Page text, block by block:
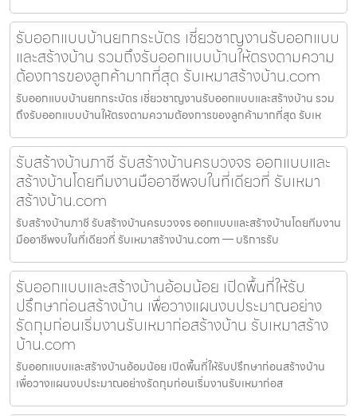
รับออกแบบบ้านยกกระบัตร เชี่ยวชาญงานรับออกแบบ
และสร้างบ้าน รวมถึงรับออกแบบบ้านให้ตรงตามความ
ต้องการของลูกค้ามากที่สุด รับเหมาสร้างบ้าน.com
รับออกแบบบ้านยกกระบัตร เชี่ยวชาญงานรับออกแบบและสร้างบ้าน รวม
ถึงรับออกแบบบ้านให้ตรงตามความต้องการของลูกค้ามากที่สุด รับเห
รับสร้างบ้านภาชี รับสร้างบ้านครบวงจร ออกแบบและ
สร้างบ้านโดยทีมงานมืออาชีพจบในที่เดียวที่ รับเหมา
สร้างบ้าน.com
รับสร้างบ้านภาชี รับสร้างบ้านครบวงจร ออกแบบและสร้างบ้านโดยทีมงาน
มืออาชีพจบในที่เดียวที่ รับเหมาสร้างบ้าน.com — บริการรับ
รับออกแบบและสร้างบ้านอ้อมน้อย เปิดพื้นที่ให้รับ
ปรึกษาก่อนสร้างบ้าน เพื่อวางแผนงบประมาณอย่าง
รัดกุมก่อนเริ่มงานรับเหมาก่อสร้างบ้าน รับเหมาสร้าง
บ้าน.com
รับออกแบบและสร้างบ้านอ้อมน้อย เปิดพื้นที่ให้รับปรึกษาก่อนสร้างบ้าน
เพื่อวางแผนงบประมาณอย่างรัดกุมก่อนเริ่มงานรับเหมาก่อส